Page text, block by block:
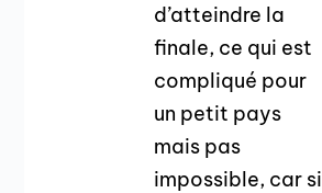
d’atteindre la
finale, ce qui est
compliqué pour
un petit pays
mais pas
impossible, car si